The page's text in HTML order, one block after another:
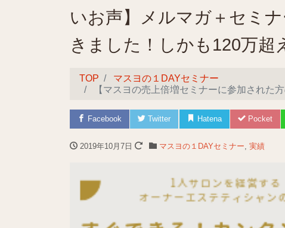
いお声】メルマガ＋セミ
きました！しかも120万
TOP
マスヨの１DAYセミナー
【マスヨの売上倍増セミナーに参加された方のうれしいお声】メルマガ
Facebook Twitter Hatena Pocket
2019年10月7日 マスヨの１DAYセミナー, 実績